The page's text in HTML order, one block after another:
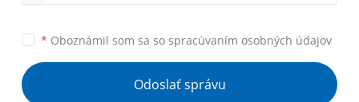
* Oboznámil som sa so spracúvaním osobných údajov
Odoslať správu